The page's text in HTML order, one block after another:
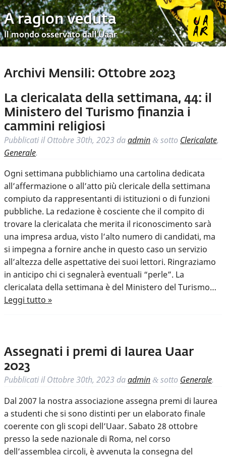
A ragion veduta
Il mondo osservato dall’Uaar
Archivi Mensili: Ottobre 2023
La clericalata della settimana, 44: il
Ministero del Turismo finanzia i
cammini religiosi
Pubblicati ilOttobre 30th, 2023 daadmin & sotto Clericalate,
Generale.
Ogni settimana pubblichiamo una cartolina dedicata
all’affermazione o all’atto più clericale della settimana
compiuto da rappresentanti di istituzioni o di funzioni
pubbliche. La redazione è cosciente che il compito di
trovare la clericalata che merita il riconoscimento sarà
una impresa ardua, visto l’alto numero di candidati, ma
si impegna a fornire anche in questo caso un servizio
all’altezza delle aspettative dei suoi lettori. Ringraziamo
in anticipo chi ci segnalerà eventuali “perle”. La
clericalata della settimana è del Ministero del Turismo…
Leggi tutto »
Assegnati i premi di laurea Uaar
2023
Pubblicati ilOttobre 30th, 2023 daadmin & sotto Generale.
Dal 2007 la nostra associazione assegna premi di laurea
a studenti che si sono distinti per un elaborato finale
coerente con gli scopi dell’Uaar. Sabato 28 ottobre
presso la sede nazionale di Roma, nel corso
dell’assemblea circoli, è avvenuta la consegna del